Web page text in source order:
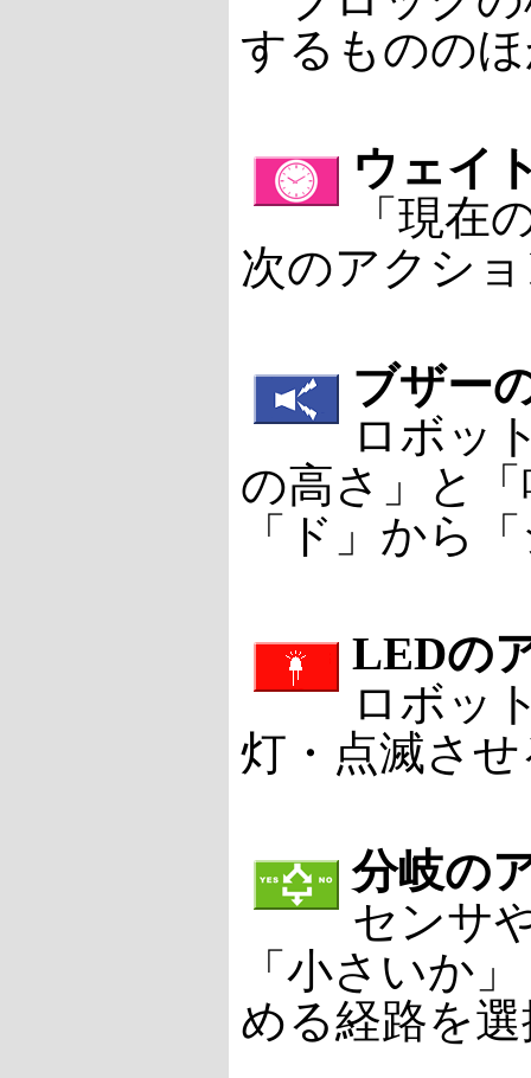
するものの
ウェイ
「現在
次のアクシ
ブザー
ロボッ
の高さ」と
「ド」から
LEDの
ロボッ
灯・点滅さ
分岐の
センサ
「小さいか
める経路を